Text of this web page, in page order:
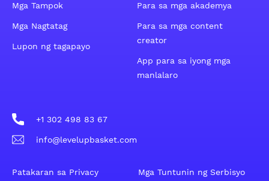
Mga Tampok
Mga Nagtatag
Lupon ng tagapayo
Para sa mga akademya
Para sa mga content
creator
App para sa iyong mga
manlalaro
+1 302 498 83 67
info@levelupbasket.com
Patakaran sa Privacy Mga Tuntunin ng Serbisyo